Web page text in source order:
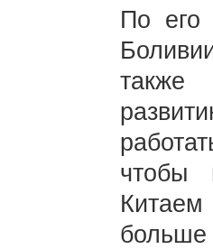
По его
также
чтобы
больше